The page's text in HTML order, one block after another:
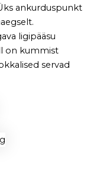
ankurduspunkt
ligipääsu
on kummist
servad